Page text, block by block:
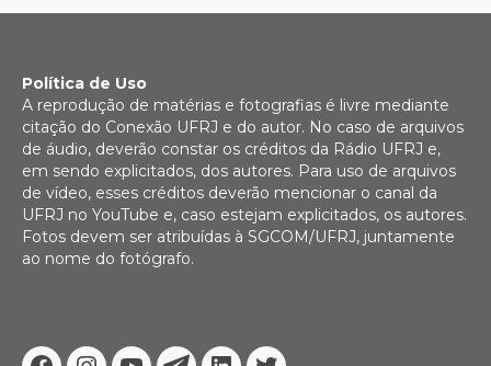
Política de Uso
A reprodução de matérias e fotografias é livre mediante
citação do Conexão UFRJ e do autor. No caso de arquivos
de áudio, deverão constar os créditos da Rádio UFRJ e,
em sendo explicitados, dos autores. Para uso de arquivos
de vídeo, esses créditos deverão mencionar o canal da
UFRJ no YouTube e, caso estejam explicitados, os autores.
Fotos devem ser atribuídas à SGCOM/UFRJ, juntamente
ao nome do fotógrafo.